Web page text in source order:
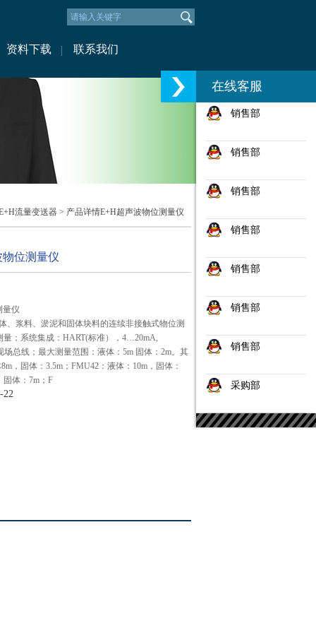
资料下载 联系我们
流量变送器 > 产品详情E+H超声波物位测量仪
位测量仪
量仪
、浆料、淤泥和固体块料的连续非接触式物位测
量；系统集成：HART(标准），4…20mA,
场总线；最大测量范围：液体：5m 固体：2m。其
，固体：3.5m；FMU42：液体：10m，固体：
固体：7m；F
22
在线客服
销售部
销售部
销售部
销售部
销售部
销售部
销售部
采购部